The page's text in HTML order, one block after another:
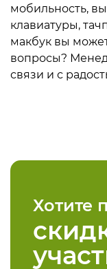
мобильность,
клавиатуры,
макбук вы
вопросы?
связи и с
Хотите